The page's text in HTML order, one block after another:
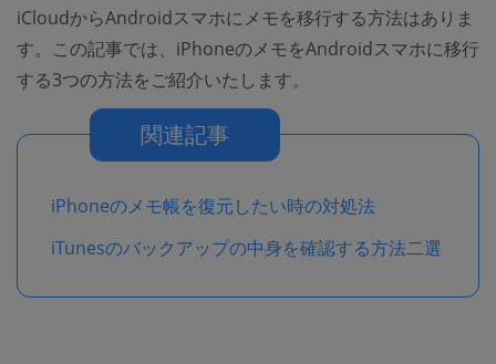
iCloudからAndroidスマホにメモを移行する方法はありま
す。この記事では、iPhoneのメモをAndroidスマホに移行
する3つの方法をご紹介いたします。
関連記事
iPhoneのメモ帳を復元したい時の対処法
iTunesのバックアップの中身を確認する方法二選